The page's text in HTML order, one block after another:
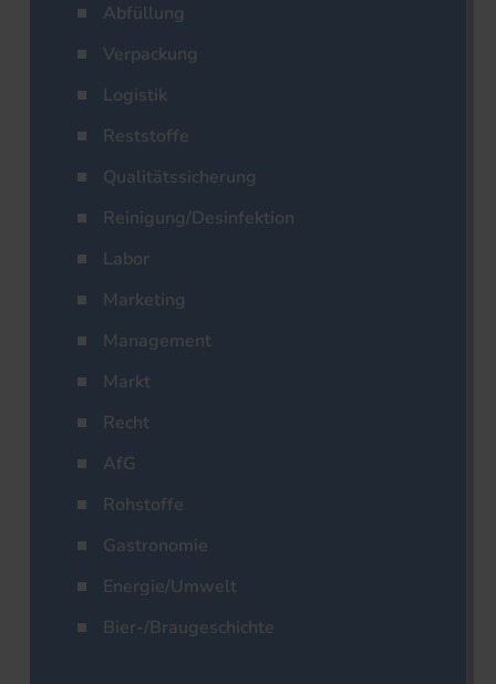
Abfüllung
Verpackung
Logistik
Reststoffe
Qualitätssicherung
Reinigung/Desinfektion
Labor
Marketing
Management
Markt
Recht
AfG
Rohstoffe
Gastronomie
Energie/Umwelt
Bier-/Braugeschichte